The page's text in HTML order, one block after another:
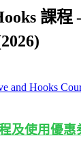
課
及使用優惠